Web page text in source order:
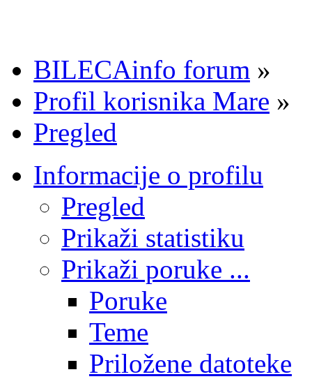
BILECAinfo forum »
Profil korisnika Mare »
Pregled
Informacije o profilu
Pregled
Prikaži statistiku
Prikaži poruke ...
Poruke
Teme
Priložene datoteke